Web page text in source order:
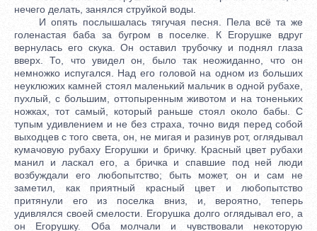
нечего делать, занялся струйкой воды.
И опять послышалась тягучая песня. Пела всё та же
голенастая баба за бугром в поселке. К Егорушке вдруг
вернулась его скука. Он оставил трубочку и поднял глаза
вверх. То, что увидел он, было так неожиданно, что он
немножко испугался. Над его головой на одном из больших
неуклюжих камней стоял маленький мальчик в одной рубахе,
пухлый, с большим, оттопыренным животом и на тоненьких
ножках, тот самый, который раньше стоял около бабы. С
тупым удивлением и не без страха, точно видя перед собой
выходцев с того света, он, не мигая и разинув рот, оглядывал
кумачовую рубаху Егорушки и бричку. Красный цвет рубахи
манил и ласкал его, а бричка и спавшие под ней люди
возбуждали его любопытство; быть может, он и сам не
заметил, как приятный красный цвет и любопытство
притянули его из поселка вниз, и, вероятно, теперь
удивлялся своей смелости. Егорушка долго оглядывал его, а
он Егорушку. Оба молчали и чувствовали некоторую